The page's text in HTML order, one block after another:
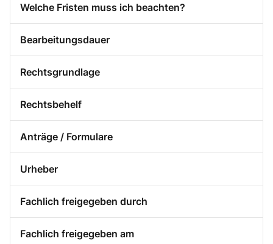
Welche Fristen muss ich beachten?
Bearbeitungsdauer
Rechtsgrundlage
Rechtsbehelf
Anträge / Formulare
Urheber
Fachlich freigegeben durch
Fachlich freigegeben am